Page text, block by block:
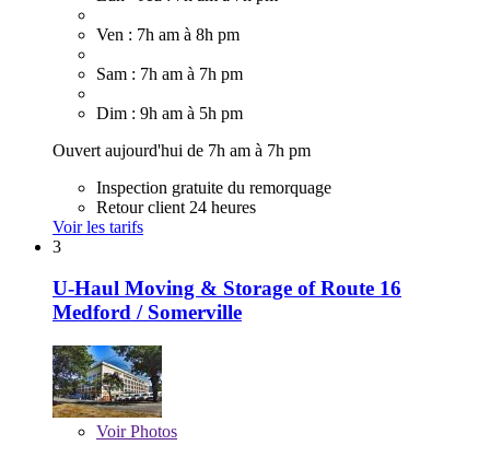
Ven : 7h am à 8h pm
Sam : 7h am à 7h pm
Dim : 9h am à 5h pm
Ouvert aujourd'hui de 7h am à 7h pm
Inspection gratuite du remorquage
Retour client 24 heures
Voir les tarifs
3
U-Haul Moving & Storage of Route 16
Medford / Somerville
VoirPhotos